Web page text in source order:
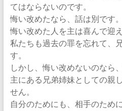
てはならないのです。
悔い改めたなら、話は別です。
悔い改めた人を主は喜んで迎
私たちも過去の罪を忘れて、
す。
しかし、悔い改めないのなら
主にある兄弟姉妹としての親
せん。
自分のためにも、相手のため